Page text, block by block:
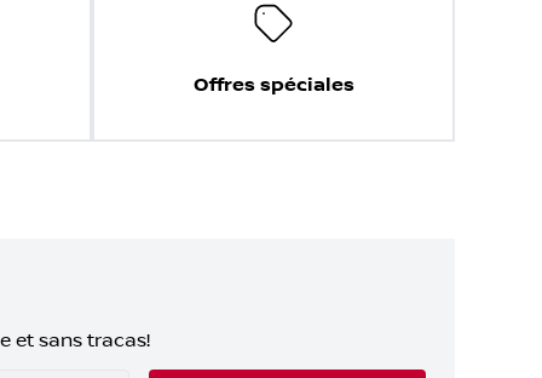
Offres spéciales
et sans tracas!